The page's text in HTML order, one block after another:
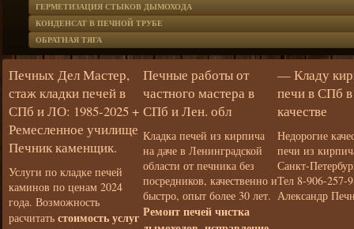
ГЕРМЕТИЗАЦИЯ СТЫКОВ ДЫМОХОДА
КОНДЕНСАТ В ПЕЧНОЙ ТРУБЕ
ОБРАТНАЯ ТЯГА
Печных Дел Мастер,
стаж кладки печей в
СПб и ЛО: 1985-2025 +
Ремесленное училище
Печник каменщик.
Услуги по кладке печей
каминов по ценам 2024
года. Возможность
расчитать стоимость услуг
Печные работы от
частного мастера в
СПб и Лен. обл
Кладка печей из кирпича
на даче в Ленинградской
области от печника без
посредников, качественно и
быстро, опыт более 30 лет.
Ремонт печей чистка
— Кладу
печи в СПб
качестве
Недорогие
печи из
Санкт-
Тел 8-906-257-
Александр